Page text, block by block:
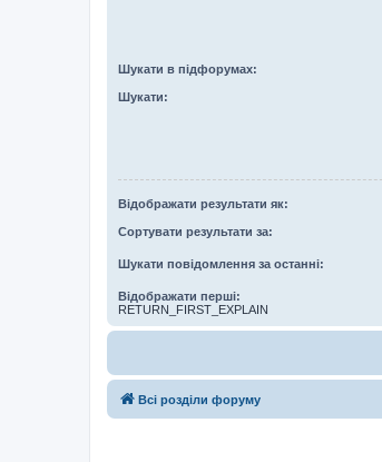
Шукати в підфорумах:
Шукати:
Відображати результати як:
Сортувати результати за:
Шукати повідомлення за останні:
Відображати перші:
RETURN_FIRST_EXPLAIN
Всі розділи форуму